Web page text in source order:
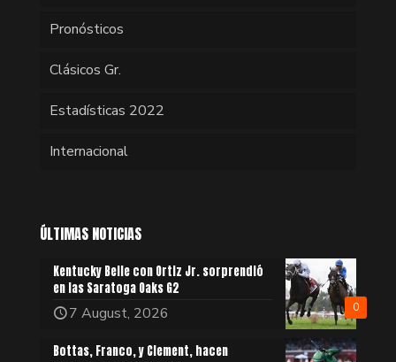
Pronósticos
Clásicos Gr.
Estadísticas 2022
Internacional
ÚLTIMAS NOTICIAS
0
Kentucky Belle con Ortiz Jr. sorprendió
en las Saratoga Oaks G2
7 August, 2026
Bottas, Franco, y Clement, hacen